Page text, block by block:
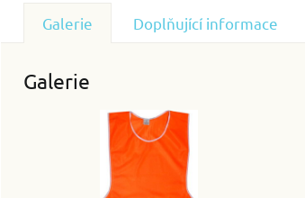
Galerie Doplňující informace
Galerie